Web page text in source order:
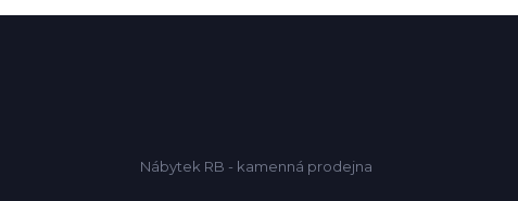
Nábytek RB - kamenná prodejna